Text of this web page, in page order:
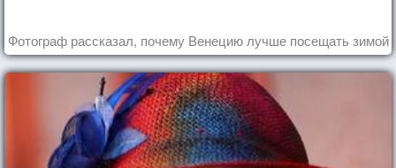
Фотограф рассказал, почему Венецию лучше посещать зимой